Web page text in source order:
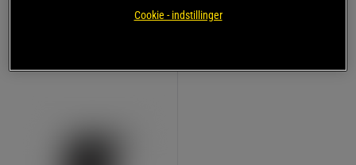
149 kr
Cookie - indstillinger